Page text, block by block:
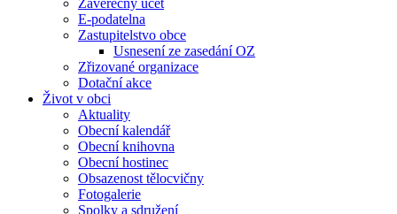
Závěrečný účet
E-podatelna
Zastupitelstvo obce
Usnesení ze zasedání OZ
Zřizované organizace
Dotační akce
Život v obci
Aktuality
Obecní kalendář
Obecní knihovna
Obecní hostinec
Obsazenost tělocvičny
Fotogalerie
Spolky a sdružení